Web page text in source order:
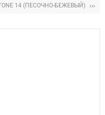
14 (ПЕСОЧНО-БЕЖЕВЫЙ) ›››